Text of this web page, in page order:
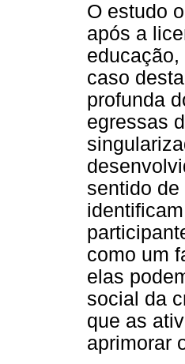
O estudo
após a
caso
profunda
egressas
sentido
como um
elas
social da
que as
aprimorar